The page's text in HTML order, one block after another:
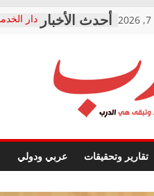
دار
فرحات
حزب
صور ..
الوزاري
إنشاء
تقارير وتحقيقات عربي ودولي